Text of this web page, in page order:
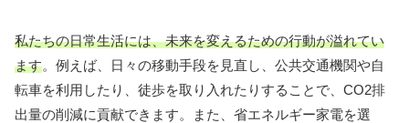
私たちの日常生活には、未来を変えるための行動が溢れてい
ます。例えば、日々の移動手段を見直し、公共交通機関や自
転車を利用したり、徒歩を取り入れたりすることで、CO2排
出量の削減に貢献できます。また、省エネルギー家電を選